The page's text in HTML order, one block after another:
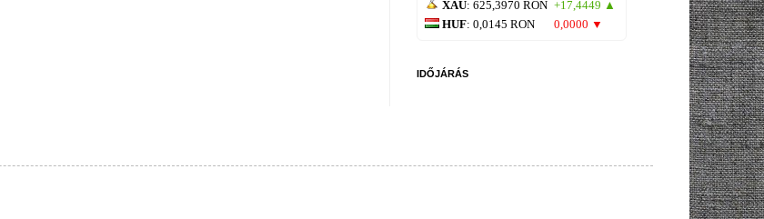
XAU: 625,3970 RON +17,4449 ▲
HUF: 0,0145 RON 0,0000 ▼
IDŐJÁRÁS